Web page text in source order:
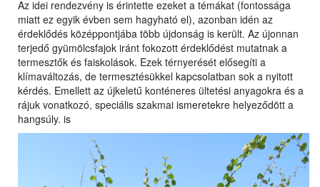
Az idei rendezvény is érintette ezeket a témákat (fontossága
miatt ez egyik évben sem hagyható el), azonban idén az
érdeklődés középpontjába több újdonság is került. Az újonnan
terjedő gyümölcsfajok iránt fokozott érdeklődést mutatnak a
termesztők és faiskolások. Ezek térnyerését elősegíti a
klímaváltozás, de termesztésükkel kapcsolatban sok a nyitott
kérdés. Emellett az újkeletű konténeres ültetési anyagokra és a
rájuk vonatkozó, speciális szakmai ismeretekre helyeződött a
hangsúly. is